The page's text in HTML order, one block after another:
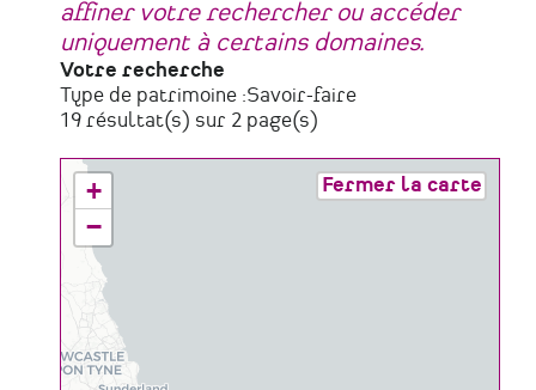
affiner votre rechercher ou accéder
uniquement à certains domaines.
Votre recherche
Type de patrimoine :Savoir-faire
19 résultat(s) sur 2 page(s)
Fermer la carte
+
−